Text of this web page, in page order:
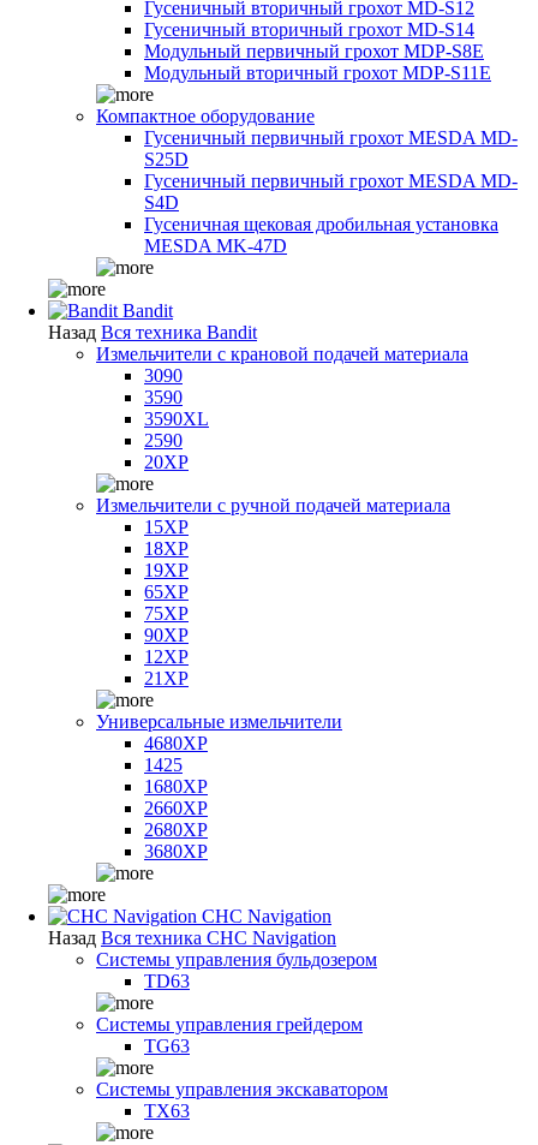
Гусеничный вторичный грохот MD-S12
Гусеничный вторичный грохот MD-S14
Модульный первичный грохот MDP-S8E
Модульный вторичный грохот MDP-S11E
Компактное оборудование
Гусеничный первичный грохот MESDA MD-
S25D
Гусеничный первичный грохот MESDA MD-
S4D
Гусеничная щековая дробильная установка
MESDA MK-47D
Bandit
Назад Вся техника Bandit
Измельчители с крановой подачей материала
3090
3590
3590XL
2590
20XP
Измельчители с ручной подачей материала
15XP
18XP
19XP
65XP
75XP
90XP
12XP
21XP
Универсальные измельчители
4680XP
1425
1680XP
2660XP
2680XP
3680XP
CHC Navigation
Назад Вся техника CHC Navigation
Системы управления бульдозером
TD63
Системы управления грейдером
TG63
Системы управления экскаватором
TX63